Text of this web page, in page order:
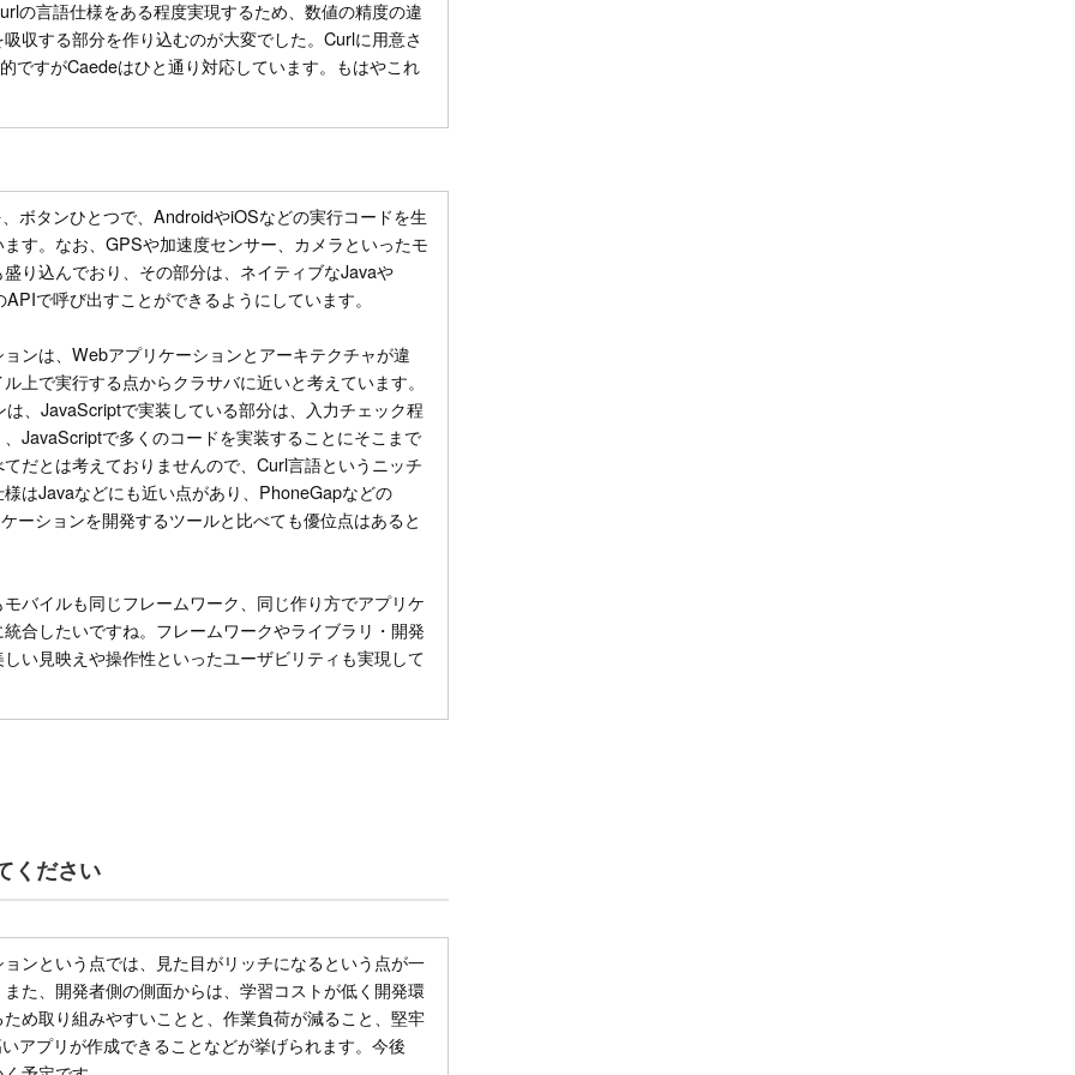
の言語仕様をある程度実現するため、数値の精度の違
収する部分を作り込むのが大変でした。Curlに用意さ
ですがCaedeはひと通り対応しています。もはやこれ
ボタンひとつで、AndroidやiOSなどの実行コードを生
す。なお、GPSや加速度センサー、カメラといったモ
り込んでおり、その部分は、ネイティブなJavaや
で呼び出すことができるようにしています。
ンは、Webアプリケーションとアーキテクチャが違
上で実行する点からクラサバに近いと考えています。
、JavaScriptで実装している部分は、入力チェック程
JavaScriptで多くのコードを実装することにそこまで
だとは考えておりませんので、Curl言語というニッチ
はJavaなどにも近い点があり、PhoneGapなどの
ーションを開発するツールと比べても優位点はあると
バイルも同じフレームワーク、同じ作り方でアプリケ
合したいですね。フレームワークやライブラリ・開発
い見映えや操作性といったユーザビリティも実現して
ください
ンという点では、見た目がリッチになるという点が一
た、開発者側の側面からは、学習コストが低く開発環
め取り組みやすいことと、作業負荷が減ること、堅牢
アプリが作成できることなどが挙げられます。今後